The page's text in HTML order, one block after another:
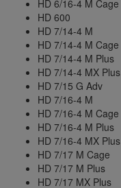
HD 6/16-4 M Cage
HD 600
HD 7/14-4 M
HD 7/14-4 M Cage
HD 7/14-4 M Plus
HD 7/14-4 MX Plus
HD 7/15 G Adv
HD 7/16-4 M
HD 7/16-4 M Cage
HD 7/16-4 M Plus
HD 7/16-4 MX Plus
HD 7/17 M Cage
HD 7/17 M Plus
HD 7/17 MX Plus